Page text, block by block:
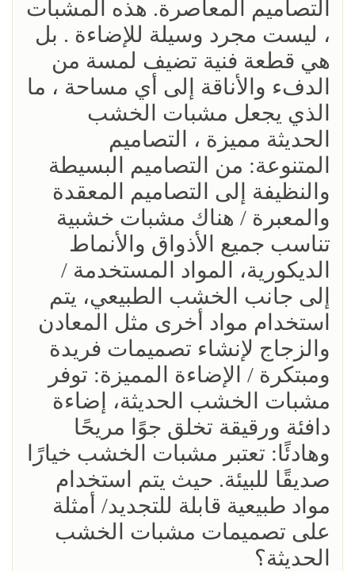
التصاميم المعاصرة. هذه المشبات
، ليست مجرد وسيلة للإضاءة . بل
هي قطعة فنية تضيف لمسة من
الدفء والأناقة إلى أي مساحة ، ما
الذي يجعل مشبات الخشب
الحديثة مميزة ، التصاميم
المتنوعة: من التصاميم البسيطة
والنظيفة إلى التصاميم المعقدة
والمعبرة / هناك مشبات خشبية
تناسب جميع الأذواق والأنماط
الديكورية، المواد المستخدمة /
إلى جانب الخشب الطبيعي، يتم
استخدام مواد أخرى مثل المعادن
والزجاج لإنشاء تصميمات فريدة
ومبتكرة / الإضاءة المميزة: توفر
مشبات الخشب الحديثة، إضاءة
دافئة ورقيقة تخلق جوًا مريحًا
وهادئًا: تعتبر مشبات الخشب خيارًا
صديقًا للبيئة. حيث يتم استخدام
مواد طبيعية قابلة للتجديد/ أمثلة
على تصميمات مشبات الخشب
الحديثة؟